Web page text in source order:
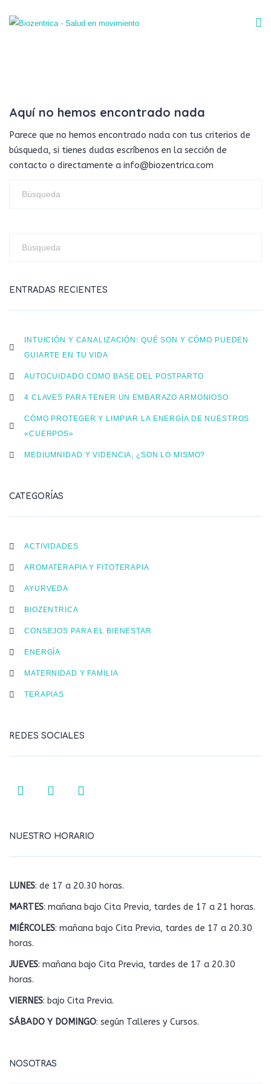
Aquí no hemos encontrado nada
Parece que no hemos encontrado nada con tus criterios de
búsqueda, si tienes dudas escríbenos en la sección de
contacto o directamente a info@biozentrica.com
ENTRADAS RECIENTES
INTUICIÓN Y CANALIZACIÓN: QUÉ SON Y CÓMO PUEDEN
GUIARTE EN TU VIDA
AUTOCUIDADO COMO BASE DEL POSTPARTO
4 CLAVES PARA TENER UN EMBARAZO ARMONIOSO
CÓMO PROTEGER Y LIMPIAR LA ENERGÍA DE NUESTROS
«CUERPOS»
MEDIUMNIDAD Y VIDENCIA, ¿SON LO MISMO?
CATEGORÍAS
ACTIVIDADES
AROMATERAPIA Y FITOTERAPIA
AYURVEDA
BIOZENTRICA
CONSEJOS PARA EL BIENESTAR
ENERGÍA
MATERNIDAD Y FAMILIA
TERAPIAS
REDES SOCIALES
NUESTRO HORARIO
LUNES: de 17 a 20.30 horas.
MARTES: mañana bajo Cita Previa, tardes de 17 a 21 horas.
MIÉRCOLES: mañana bajo Cita Previa, tardes de 17 a 20.30
horas.
JUEVES: mañana bajo Cita Previa, tardes de 17 a 20.30
horas.
VIERNES: bajo Cita Previa.
SÁBADO Y DOMINGO: según Talleres y Cursos.
NOSOTRAS